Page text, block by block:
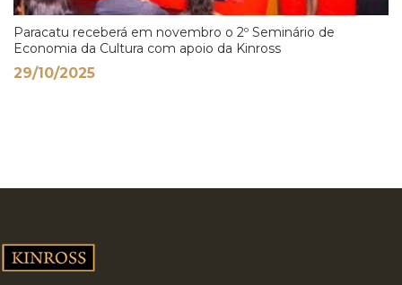
Paracatu receberá em novembro o 2º Seminário de
Economia da Cultura com apoio da Kinross
29/10/2025